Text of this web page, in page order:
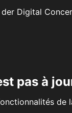
Digital
pas à
de